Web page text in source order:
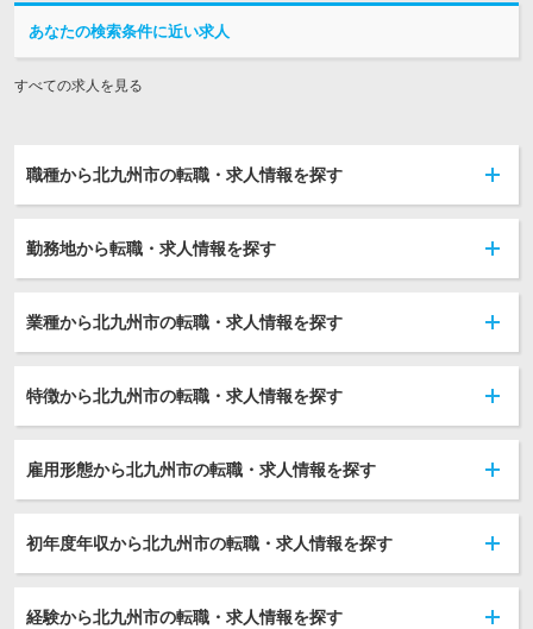
あなたの検索条件に近い求人
すべての求人を見る
職種から北九州市の転職・求人情報を探す
勤務地から転職・求人情報を探す
業種から北九州市の転職・求人情報を探す
特徴から北九州市の転職・求人情報を探す
雇用形態から北九州市の転職・求人情報を探す
初年度年収から北九州市の転職・求人情報を探す
経験から北九州市の転職・求人情報を探す